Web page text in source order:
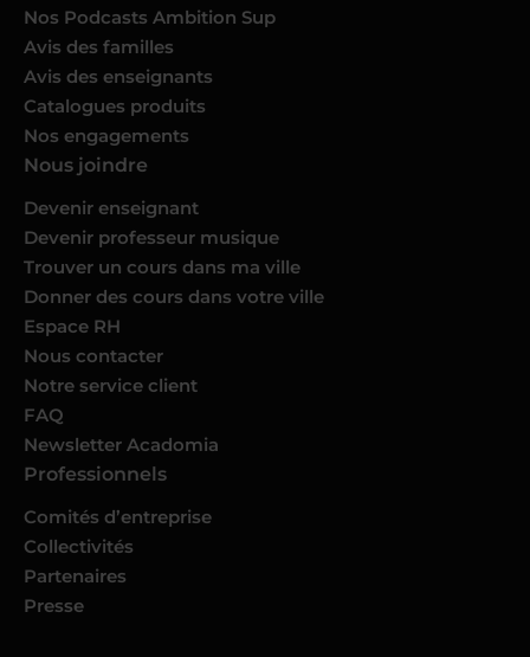
Nos Podcasts Ambition Sup
Avis des familles
Avis des enseignants
Catalogues produits
Nos engagements
Nous joindre
Devenir enseignant
Devenir professeur musique
Trouver un cours dans ma ville
Donner des cours dans votre ville
Espace RH
Nous contacter
Notre service client
FAQ
Newsletter Acadomia
Professionnels
Comités d’entreprise
Collectivités
Partenaires
Presse